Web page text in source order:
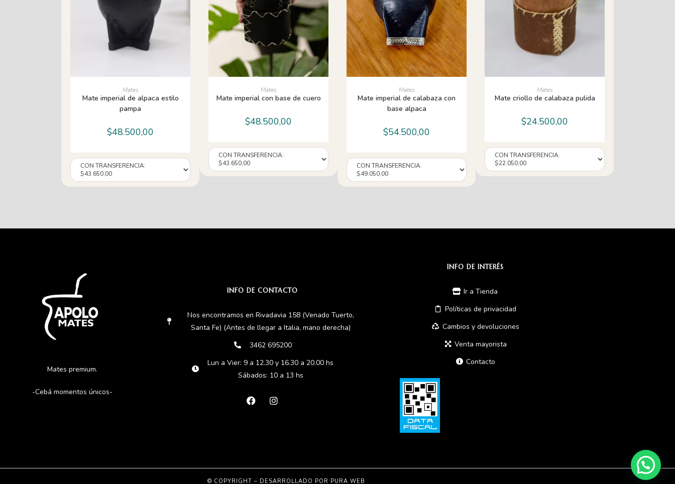
AÑADIR AL CARRITO
Mates
Mate imperial de alpaca estilo
pampa
$48.500,00
AÑADIR AL CARRITO
Mates
Mate imperial con base de cuero
$48.500,00
AÑADIR AL CARRITO
Mates
Mate imperial de calabaza con
base alpaca
$54.500,00
AÑADIR AL CARRITO
Mates
Mate criollo de calabaza pulida
$24.500,00
Mates premium.
-Cebá momentos únicos-
INFO DE CONTACTO
Nos encontramos en Rivadavia 158 (Venado Tuerto,
Santa Fe) (Antes de llegar a Italia, mano derecha)
3462 695200
Lun a Vier: 9 a 12.30 y 16.30 a 20.00 hs
Sábados: 10 a 13 hs
INFO DE INTERÉS
Ir a Tienda
Políticas de privacidad
Cambios y devoluciones
Venta mayorista
Contacto
© COPYRIGHT – DESARROLLADO POR PURA WEB